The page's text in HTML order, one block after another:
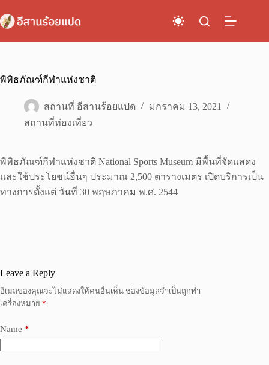
to
content
พิพิธภัณฑ์กีฬาแห่งชาติ
สถานที่ อีสานร้อยแปด
มกราคม 13, 2021
สถานที่ท่องเที่ยว
พิพิธภัณฑ์กีฬาแห่งชาติ National Sports Museum มีพื้นที่จัดแสดง
และใช้ประโยชน์อื่นๆ ประมาณ 2,500 ตารางเมตร เปิดบริการเป็น
ทางการตั้งแต่ วันที่ 30 พฤษภาคม พ.ศ. 2544
Leave a Reply
อีเมลของคุณจะไม่แสดงให้คนอื่นเห็น ช่องข้อมูลจำเป็นถูกทำ
เครื่องหมาย *
Name *